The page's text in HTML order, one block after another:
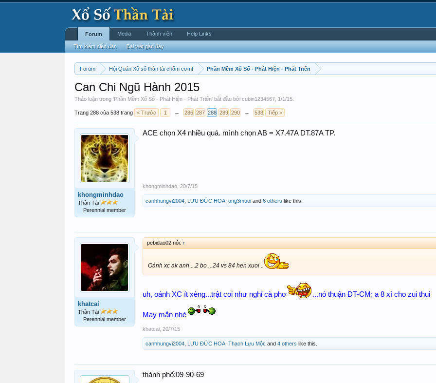
Forum Hội Quán Xổ số thần tài chấm cơm! Phần Mềm Xổ Số - Phát Hiện - Phát Triển
Can Chi Ngũ Hành 2015
Thảo luận trong 'Phần Mềm Xổ Số - Phát Hiện - Phát Triển' bắt đầu bởi cubin1234567 1/1/15
Trang 288 của 538 trang < Trước 1 ← 286 287 288 289 290 → 538 Tiếp >
khongminhdao
Thần Tài
Perennial member
ACE chọn X4 nhiều quá. mình chọn AB = X7.47A DT.87A TP.
khongminhdao 20/7/15
canhhungvi2004 LƯU ĐỨC HOA ong3muoi and 6 others like this.
khatcai
Thần Tài
Perennial member
pebidao02 nói: ↑
Oánh xc ak anh ...2 bo ...24 vs 84 hen xuoi ..
uh, oánh XC ít xèng...trật coi như nghỉ cà phơ ...nó thuận ĐT-CM; a 8 xí cho zui thui
May mắn nhé
khatcai 20/7/15
canhhungvi2004 LƯU ĐỨC HOA Thạch Lựu Mộc and 4 others like this.
thành phố:09-90-69
Forum
Tìm kiếm diễn đàn Bài viết gần đây
Media Thành viên Help Links